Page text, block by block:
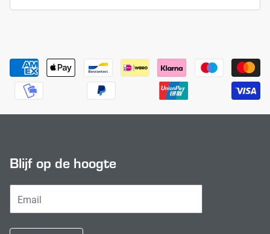
Payment methods
Blijf op de hoogte